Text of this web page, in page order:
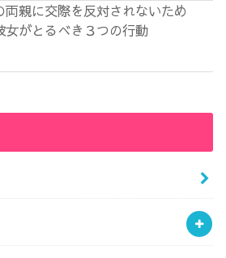
両親に交際を反対されないため
女がとるべき３つの行動